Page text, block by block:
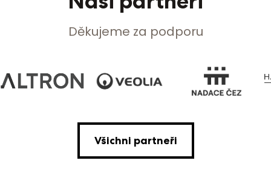
Děkujeme za podporu
Všichni partneři